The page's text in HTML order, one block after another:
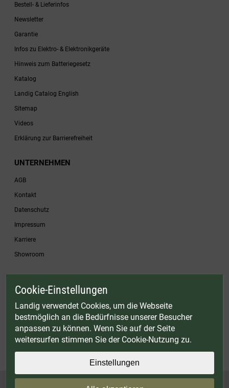
Bestell- & Lieferinfos
Newsletter
Garantie
Infos zu Elektro- & Elektronikgeräte
Hinweis zum Batteriegesetz
Katalog
Landig Catalog English
Sitemap
Videos
Erklärung zur Barrierefreiheit
UNTERNEHMEN
AGB
Kontakt
Datenschutz
Impressum
Karriere
Showroom
* Gültig bis einschließlich 17.08.2026. Keine Barauszahlung möglich. Nicht mit
Zubehörartikel. Nicht einlösbar auf bereits rabattierte Sets.
© Landig 1982-2026 (44 Jahre Qualität)
Alle Preise inkl. gesetzl. Mehrwertsteuer, zuzüglich Versandkosten
Weitere Marken oder Shops der Landig + Lava GmbH & Co. KG: LAVA - Vakuumiergeräte
DRY AGER - Reifeschränke|VIESSMANN - Kühlzellen
Cookie-Einstellungen
Landig verwendet Cookies, um die Webseite
bestmöglich an die Bedürfnisse unserer Besucher
anpassen zu können. Wenn Sie auf der Seite
weitersurfen stimmen Sie der Cookie-Nutzung zu.
Einstellungen